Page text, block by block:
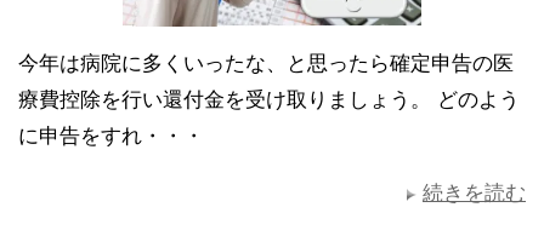
今年は病院に多くいったな、と思ったら確定申告の医
療費控除を行い還付金を受け取りましょう。 どのよう
に申告をすれ・・・
続きを読む